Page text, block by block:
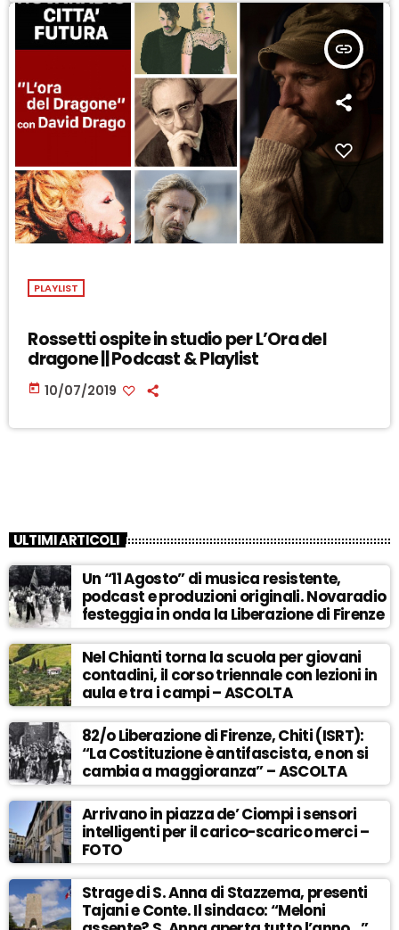
insert_link
PLAYLIST
Rossetti ospite in studio per L’Ora del
dragone || Podcast & Playlist
today 10/07/2019
ULTIMI ARTICOLI
Un “11 Agosto” di musica resistente,
podcast e produzioni originali. Novaradio
festeggia in onda la Liberazione di Firenze
Nel Chianti torna la scuola per giovani
contadini, il corso triennale con lezioni in
aula e tra i campi – ASCOLTA
82/o Liberazione di Firenze, Chiti (ISRT):
“La Costituzione è antifascista, e non si
cambia a maggioranza” – ASCOLTA
Arrivano in piazza de’ Ciompi i sensori
intelligenti per il carico-scarico merci –
FOTO
Strage di S. Anna di Stazzema, presenti
Tajani e Conte. Il sindaco: “Meloni